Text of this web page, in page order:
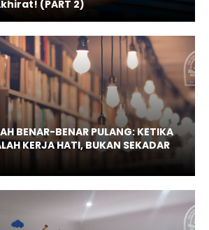
(PART 2)
BENAR-BENAR PULANG: KETIKA
KERJA HATI, BUKAN SEKADAR